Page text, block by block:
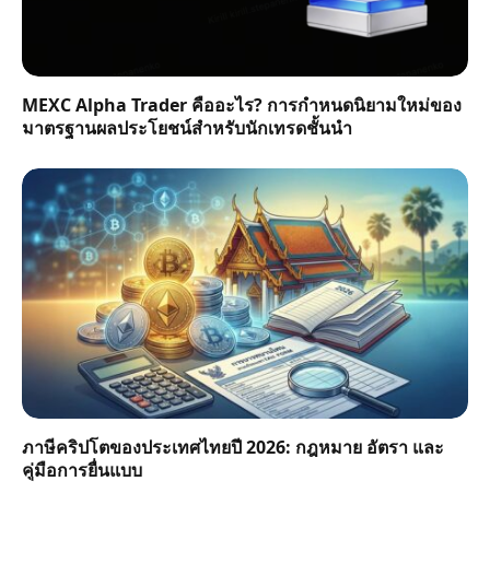
MEXC Alpha Trader คืออะไร? การกำหนดนิยามใหม่ของ
มาตรฐานผลประโยชน์สำหรับนักเทรดชั้นนำ
ภาษีคริปโตของประเทศไทยปี 2026: กฎหมาย อัตรา และ
คู่มือการยื่นแบบ